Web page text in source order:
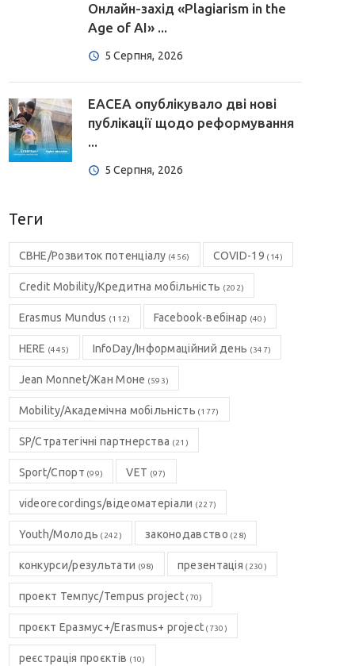
Онлайн-захід «Plagiarism in the
Age of AI» ...
5 Серпня, 2026
EACEA опублікувало дві нові
публікації щодо реформування
...
5 Серпня, 2026
Теги
CBHE/Розвиток потенціалу (456) COVID-19 (14)
Credit Mobility/Кредитна мобільність (202)
Erasmus Mundus (112) Facebook-вебінар (40)
HERE (445) InfoDay/Інформаційний день (347)
Jean Monnet/Жан Моне (593)
Mobility/Академічна мобільність (177)
SP/Стратегічні партнерства (21)
Sport/Спорт (99) VET (97)
videorecordings/відеоматеріали (227)
Youth/Молодь (242) законодавство (28)
конкурси/результати (98) презентація (230)
проект Темпус/Tempus project(70)
проєкт Еразмус+/Erasmus+ project (730)
реєстрація проєктів (10)